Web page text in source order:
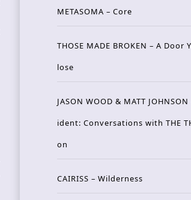
METASOMA – Core
THOSE MADE BROKEN – A Door
lose
JASON WOOD & MATT
ident: Conversations with THE
on
CAIRISS – Wilderness